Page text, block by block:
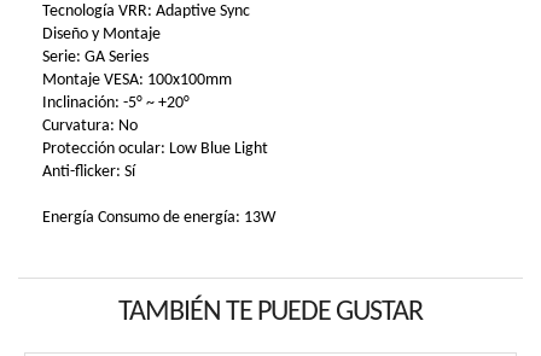
Tecnología VRR: Adaptive Sync
Diseño y Montaje
Serie: GA Series
Montaje VESA: 100x100mm
Inclinación: -5° ~ +20°
Curvatura: No
Protección ocular: Low Blue Light
Anti-flicker: Sí
Energía Consumo de energía: 13W
TAMBIÉN TE PUEDE GUSTAR